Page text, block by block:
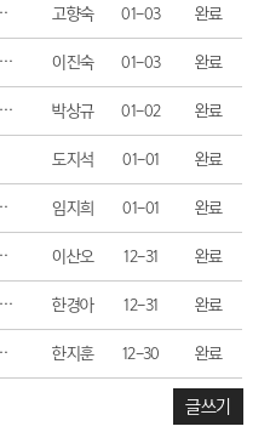
고향숙 01-03 완료
이진숙 01-03 완료
박상규 01-02 완료
도지석 01-01 완료
임지희 01-01 완료
이산오 12-31 완료
한경아 12-31 완료
한지훈 12-30 완료
글쓰기